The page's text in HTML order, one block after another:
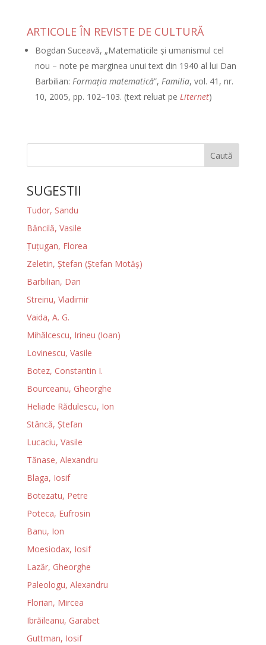
ARTICOLE ÎN REVISTE DE CULTURĂ
Bogdan Suceavă, „Matematicile şi umanismul cel
nou – note pe marginea unui text din 1940 al lui Dan
Barbilian: Formaţia matematică”, Familia, vol. 41, nr.
10, 2005, pp. 102–103. (text reluat pe Liternet)
Caută
SUGESTII
Tudor, Sandu
Băncilă, Vasile
Ţuţugan, Florea
Zeletin, Ștefan (Ștefan Motăș)
Barbilian, Dan
Streinu, Vladimir
Vaida, A. G.
Mihălcescu, Irineu (Ioan)
Lovinescu, Vasile
Botez, Constantin I.
Bourceanu, Gheorghe
Heliade Rădulescu, Ion
Stâncă, Ştefan
Lucaciu, Vasile
Tănase, Alexandru
Blaga, Iosif
Botezatu, Petre
Poteca, Eufrosin
Banu, Ion
Moesiodax, Iosif
Lazăr, Gheorghe
Paleologu, Alexandru
Florian, Mircea
Ibrăileanu, Garabet
Guttman, Iosif